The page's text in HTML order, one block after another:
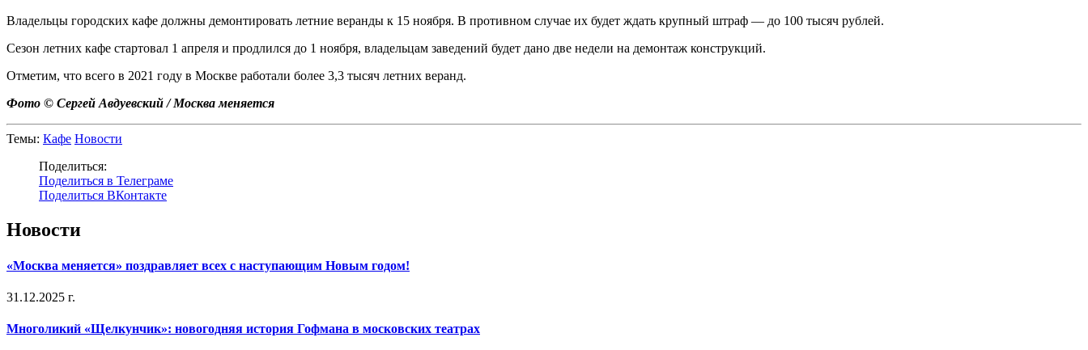
Владельцы городских кафе должны демонтировать летние веранды к 15 ноября. В противном случае их будет ждать крупный штраф — до 100 тысяч рублей.
Сезон летних кафе стартовал 1 апреля и продлился до 1 ноября, владельцам заведений будет дано две недели на демонтаж конструкций.
Отметим, что всего в 2021 году в Москве работали более 3,3 тысяч летних веранд.
Фото © Сергей Авдуевский / Москва меняется
Темы: Кафе Новости
Поделиться:
Поделиться в Телеграме
Поделиться ВКонтакте
Новости
«Москва меняется» поздравляет всех с наступающим Новым годом!
31.12.2025 г.
Многоликий «Щелкунчик»: новогодняя история Гофмана в московских театрах